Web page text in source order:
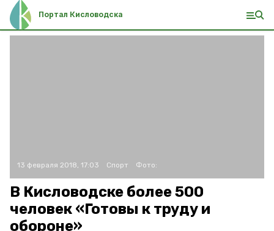
Портал Кисловодска
13 февраля 2018, 17:03 Спорт Фото:
В Кисловодске более 500
человек «Готовы к труду и
обороне»